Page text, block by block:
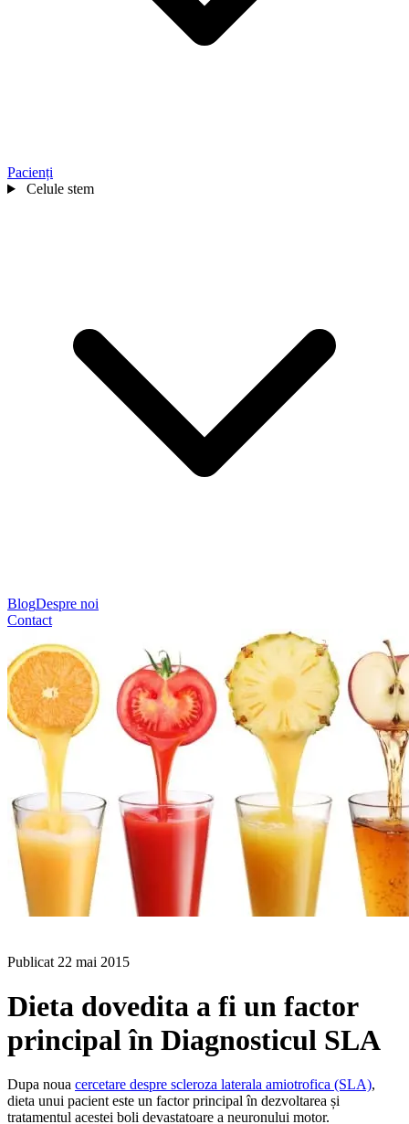
Pacienți
Celule stem
BlogDespre noi
Contact
Publicat 22 mai 2015
Dieta dovedita a fi un factor
principal în Diagnosticul SLA
Dupa noua cercetare despre scleroza laterala amiotrofica (SLA),
dieta unui pacient este un factor principal în dezvoltarea și
tratamentul acestei boli devastatoare a neuronului motor.